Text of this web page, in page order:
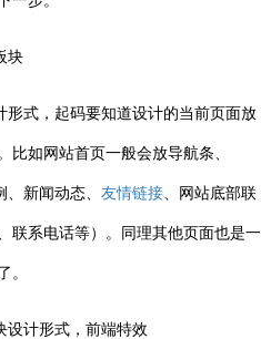
块
形式，起码要知道设计的当前页面放
比如网站首页一般会放导航条、
新闻动态、 友情链接、网站底部联
联系电话等）。同理其他页面也是一
。
设计形式，前端特效